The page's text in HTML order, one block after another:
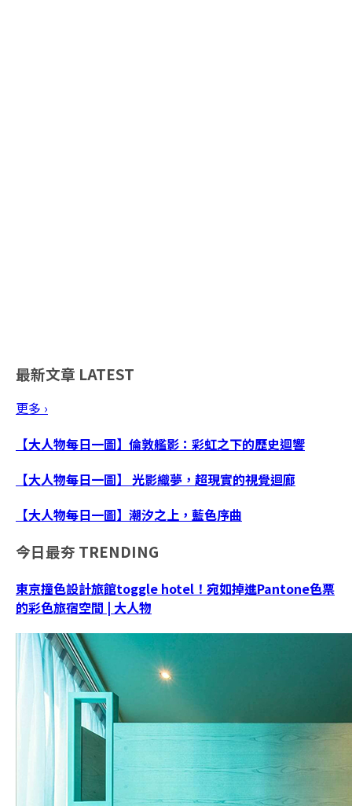
最新文章 LATEST
更多 ›
【大人物每日一圖】倫敦艦影：彩虹之下的歷史迴響
【大人物每日一圖】 光影織夢，超現實的視覺迴廊
【大人物每日一圖】潮汐之上，藍色序曲
今日最夯 TRENDING
東京撞色設計旅館toggle hotel！宛如掉進Pantone色票
的彩色旅宿空間 | 大人物